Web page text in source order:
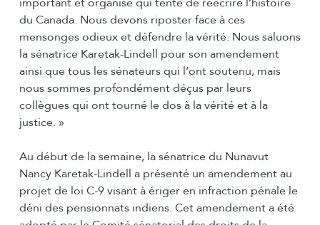
du Canada. Nous devons riposter face à ces
mensonges odieux et défendre la vérité. Nous saluons
la sénatrice Karetak-Lindell pour son amendement
ainsi que tous les sénateurs qui l’ont soutenu, mais
nous sommes profondément déçus par leurs
collègues qui ont tourné le dos à la vérité et à la
justice. »
Au début de la semaine, la sénatrice du Nunavut
Nancy Karetak-Lindell a présenté un amendement au
projet de loi C-9 visant à ériger en infraction pénale le
déni des pensionnats indiens. Cet amendement a été